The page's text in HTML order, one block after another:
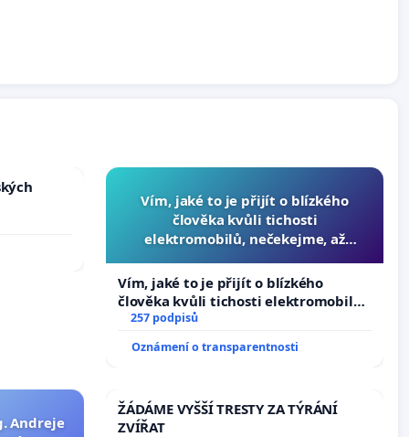
Vím, jaké to je přijít o blízkého
člověka kvůli tichosti
elektromobilů, nečekejme, až
auta!
Vím, jaké to je přijít o blízkého
člověka kvůli tichosti elektromobilů,
nečekejme, až přibydou další,
257 podpisů
Oznámení o transparentnosti
Andreje
ŽÁDÁME VYŠŠÍ TRESTY ZA TÝRÁNÍ
ZVÍŘAT